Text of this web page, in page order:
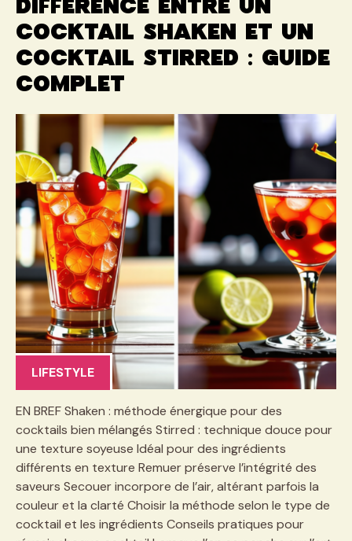
Différence entre un
cocktail shaken et un
cocktail stirred : guide
complet
LIFESTYLE
EN BREF Shaken : méthode énergique pour des
cocktails bien mélangés Stirred : technique douce pour
une texture soyeuse Idéal pour des ingrédients
différents en texture Remuer préserve l’intégrité des
saveurs Secouer incorpore de l’air, altérant parfois la
couleur et la clarté Choisir la méthode selon le type de
cocktail et les ingrédients Conseils pratiques pour